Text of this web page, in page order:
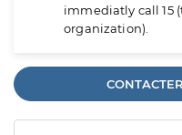
immediatly call 15
organization).